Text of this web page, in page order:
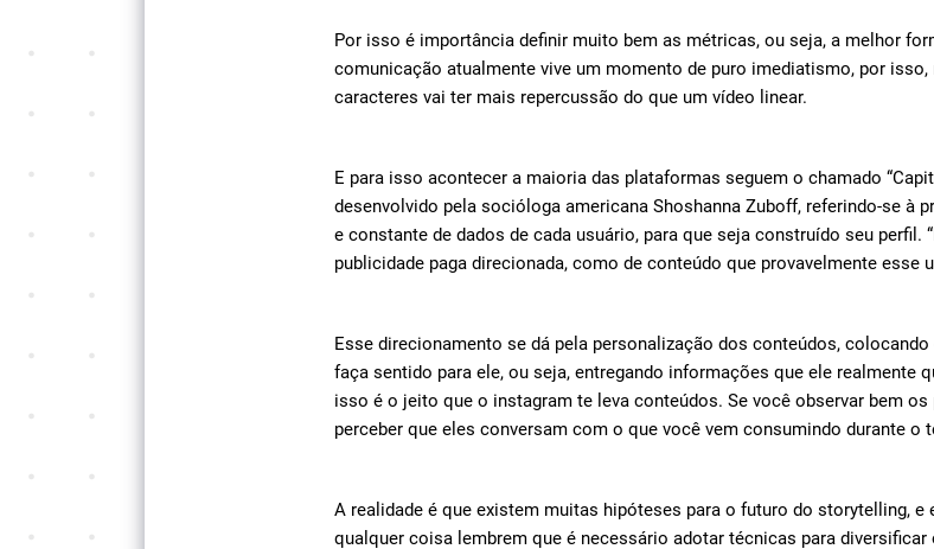
Por isso é importância definir muito bem as métricas, ou seja, a melhor
comunicação atualmente vive um momento de puro imediatismo, por
caracteres vai ter mais repercussão do que um vídeo linear.
E para isso acontecer a maioria das plataformas seguem o chamado
desenvolvido pela socióloga americana Shoshanna Zuboff, referindo-se à
e constante de dados de cada usuário, para que seja construído seu perfil.
publicidade paga direcionada, como de conteúdo que provavelmente esse
Esse direcionamento se dá pela personalização dos conteúdos,
faça sentido para ele, ou seja, entregando informações que ele realmente
isso é o jeito que o instagram te leva conteúdos. Se você observar bem
perceber que eles conversam com o que você vem consumindo durante o
A realidade é que existem muitas hipóteses para o futuro do storytelling, e
qualquer coisa lembrem que é necessário adotar técnicas para